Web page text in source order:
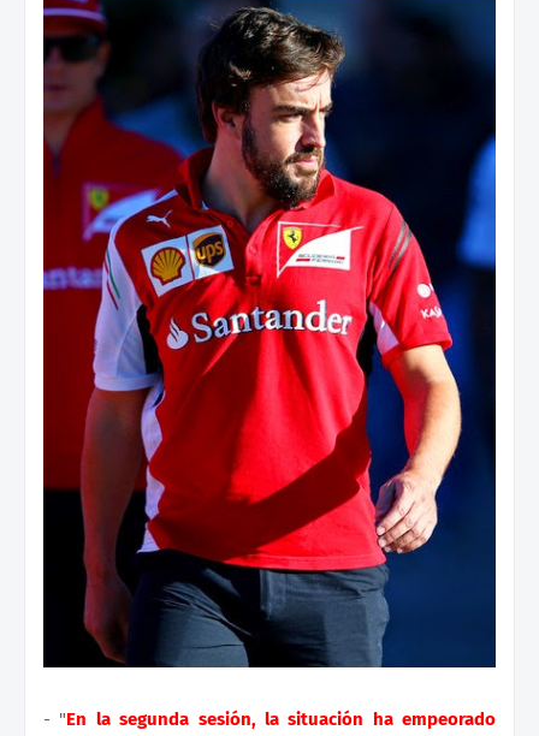
- "En la segunda sesión, la situación ha empeorado